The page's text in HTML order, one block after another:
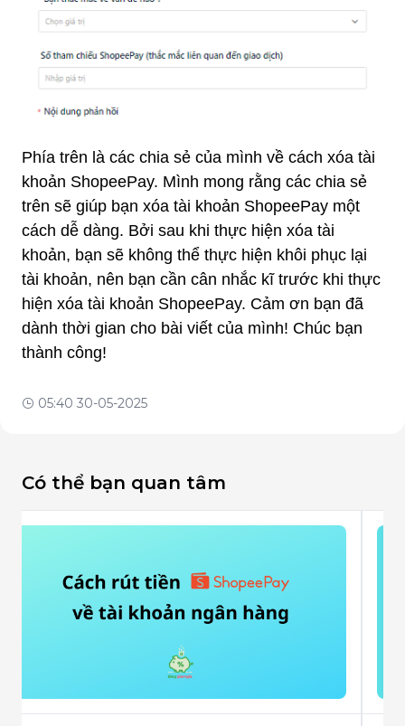
Phía trên là các chia sẻ của mình về cách xóa tài
khoản ShopeePay. Mình mong rằng các chia sẻ
trên sẽ giúp bạn xóa tài khoản ShopeePay một
cách dễ dàng. Bởi sau khi thực hiện xóa tài
khoản, bạn sẽ không thể thực hiện khôi phục lại
tài khoản, nên bạn cần cân nhắc kĩ trước khi thực
hiện xóa tài khoản ShopeePay. Cảm ơn bạn đã
dành thời gian cho bài viết của mình! Chúc bạn
thành công!
05:40 30-05-2025
Có thể bạn quan tâm